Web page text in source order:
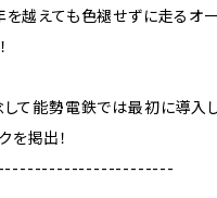
越えても色褪せずに走るオ
て能勢電鉄では最初に導入
を掲出！